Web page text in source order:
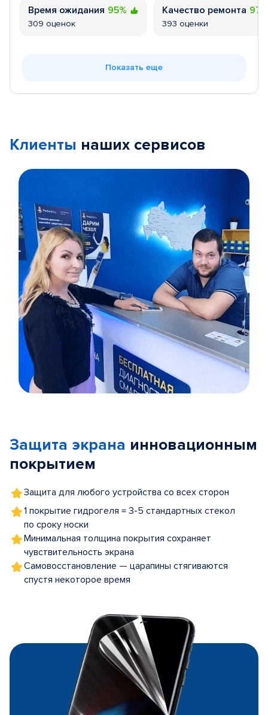
Время ожидания 95%
309 оценок
Качество ремонта
393 оценки
Показать еще
Клиенты наших сервисов
5
Защита экрана инновационным
покрытием
Защита для любого устройства со всех сторон
1 покрытие гидрогеля = 3-5 стандартных стекол
по сроку носки
Минимальная толщина покрытия сохраняет
чувствительность экрана
Самовосстановление — царапины стягиваются
спустя некоторое время